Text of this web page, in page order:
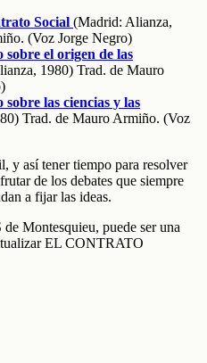
Social (Madrid: Alianza,
(Voz Jorge Negro)
sobre el origen de las
1980) Trad. de Mauro
sobre las ciencias y las
Trad. de Mauro Armiño. (Voz
y así tener tiempo para resolver
de los debates que siempre
a fijar las ideas.
Montesquieu, puede ser una
EL CONTRATO